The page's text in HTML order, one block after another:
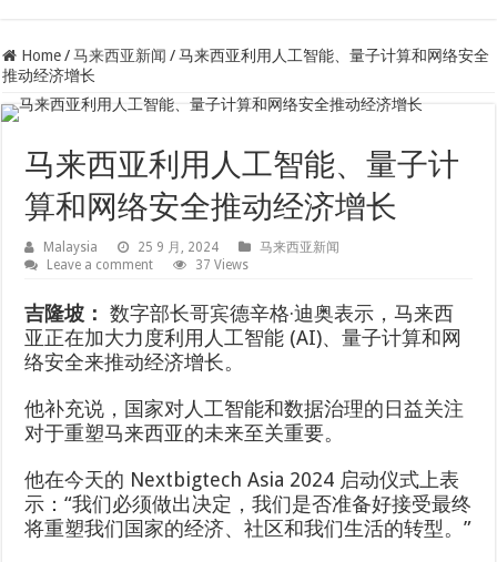
Home / 马来西亚新闻 / 马来西亚利用人工智能、量子计算和网络安全
推动经济增长
马来西亚利用人工智能、量子计
算和网络安全推动经济增长
Malaysia 25 9 月, 2024
马来西亚新闻
Leave a comment
37 Views
吉隆坡： 数字部长哥宾德辛格·迪奥表示，马来西
亚正在加大力度利用人工智能 (AI)、量子计算和网
络安全来推动经济增长。
他补充说，国家对人工智能和数据治理的日益关注
对于重塑马来西亚的未来至关重要。
他在今天的 Nextbigtech Asia 2024 启动仪式上表
示：“我们必须做出决定，我们是否准备好接受最终
将重塑我们国家的经济、社区和我们生活的转型。”